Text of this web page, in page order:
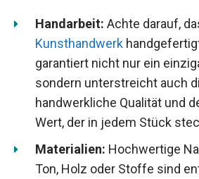
Handarbeit: Achte darauf,
Kunsthandwerk
garantiert nicht nur ein
sondern unterstreicht auch
handwerkliche Qualität und
Wert, der in jedem Stück
Materialien: Hochwertige
Ton, Holz oder Stoffe sind